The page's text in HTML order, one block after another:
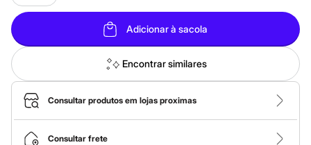
Em alta
Inverno
Alfaiataria
Novidades
Roupas
Blusas e Camisetas
Básicos
Calças
Casacos e Jaquetas
Jeans
Macacões
Adicionar à sacola
Encontrar similares
Consultar produtos em lojas proximas
Consultar frete